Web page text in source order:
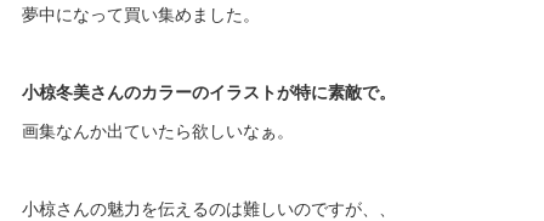
夢中になって買い集めました。
小椋冬美さんのカラーのイラストが特に素敵で。
画集なんか出ていたら欲しいなぁ。
小椋さんの魅力を伝えるのは難しいのですが、、